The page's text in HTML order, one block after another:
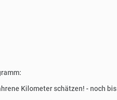
Kilometer schätzen! - noch